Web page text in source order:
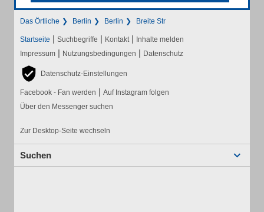
Das Örtliche Berlin Berlin Breite Str
Startseite | Suchbegriffe | Kontakt | Inhalte melden
Impressum | Nutzungsbedingungen | Datenschutz
Datenschutz-Einstellungen
Facebook - Fan werden | Auf Instagram folgen
Über den Messenger suchen
Zur Desktop-Seite wechseln
Suchen